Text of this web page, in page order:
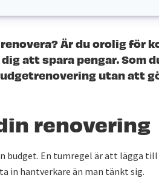
Är du orolig för
att spara pengar. Som
utan att
renovering
budget. En tumregel är att lägga till
in hantverkare än man tänkt sig.